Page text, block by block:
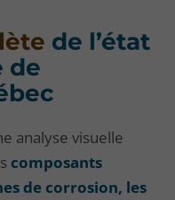
de l’état
de
analyse visuelle
composants
de corrosion, les